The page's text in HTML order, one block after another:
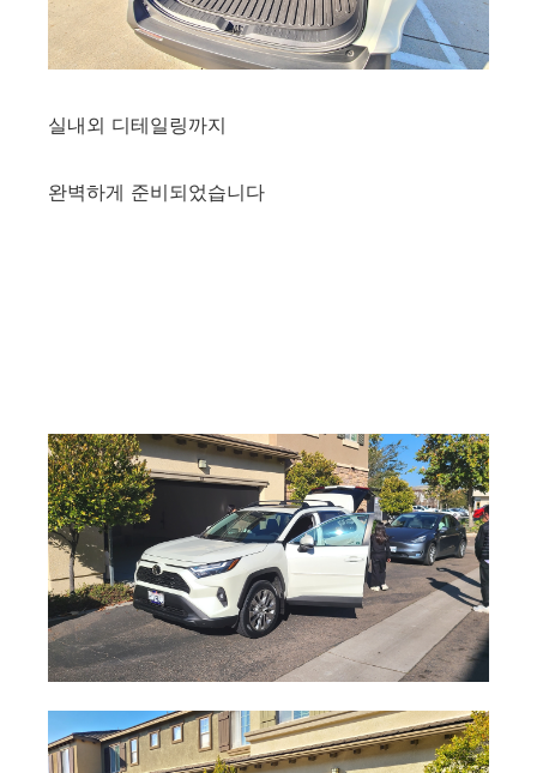
실내외 디테일링까지
완벽하게 준비되었습니다